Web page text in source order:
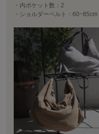
・内ポケット数：2
・ショルダーベルト：60~85cm